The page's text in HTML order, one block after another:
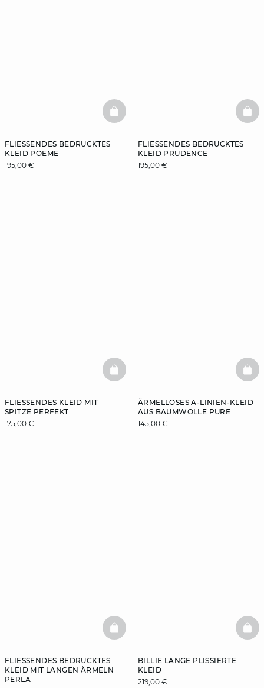
FLIESSENDES BEDRUCKTES K
LEID POEME
195,00 €
BASKETFULL
FLIESSENDES BEDRUCKTES K
LEID PRUDENCE
195,00 €
FLIESSENDES KLEID MIT S
PITZE PERFEKT
175,00 €
BASKETFULL
ÄRMELLOSES A-LINIEN-KLEID
AUS BAUMWOLLE PURE
145,00 €
FLIESSENDES BEDRUCKTES K
LEID MIT LANGEN ÄRMELN P
ERLA
BASKETFULL
BILLIE LANGE PLISSIERTE
KLEID
219,00 €